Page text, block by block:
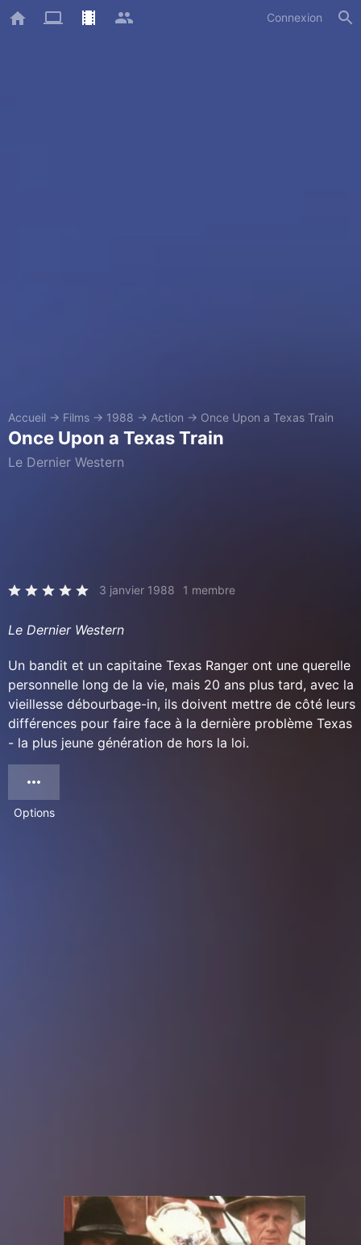
Connexion
Accueil → Films → 1988 → Action → Once Upon a Texas Train
Once Upon a Texas Train
Le Dernier Western
3 janvier 1988 1 membre
Le Dernier Western
Un bandit et un capitaine Texas Ranger ont une querelle
personnelle long de la vie, mais 20 ans plus tard, avec la
vieillesse débourbage-in, ils doivent mettre de côté leurs
différences pour faire face à la dernière problème Texas
- la plus jeune génération de hors la loi.
Options